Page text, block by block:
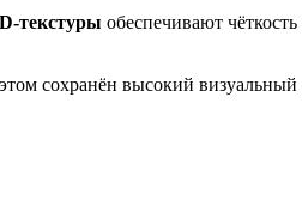
текстуры обеспечивают
сохранён высокий